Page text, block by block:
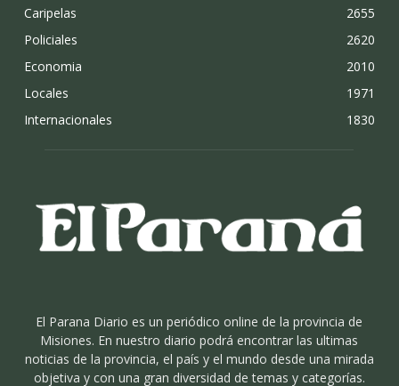
Caripelas
2655
Policiales
2620
Economia
2010
Locales
1971
Internacionales
1830
El Parana Diario es un periódico online de la provincia de
Misiones. En nuestro diario podrá encontrar las ultimas
noticias de la provincia, el país y el mundo desde una mirada
objetiva y con una gran diversidad de temas y categorías.